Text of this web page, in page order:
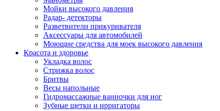
Мойки высокого давления
Радар- детекторы
Разветвители прикуривателя
Аксессуары для автомобилей
Моющие средства для моек высокого давления
Красота и здоровье
Укладка волос
Стрижка волос
Бритвы
Весы напольные
Гидромассажные ванночки для ног
Зубные щетки и ирригаторы